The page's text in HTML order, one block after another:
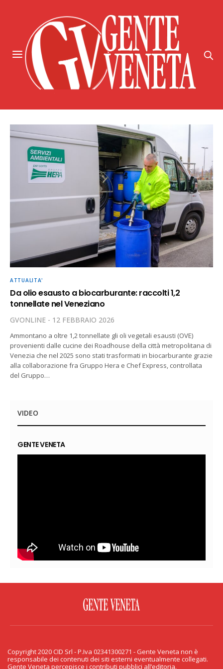
ATTUALITA'
Da olio esausto a biocarburante: raccolti 1,2
tonnellate nel Veneziano
GVONLINE 12 FEBBRAIO 2026
Ammontano a oltre 1,2 tonnellate gli oli vegetali esausti (OVE)
provenienti dalle cucine dei Roadhouse della città metropolitana di
Venezia che nel 2025 sono stati trasformati in biocarburante grazie
alla collaborazione fra Gruppo Hera e Chef Express, controllata
del Gruppo…
VIDEO
GENTE VENETA
PRIVACY & COOKIE
Copyright 2020 CID Srl - P.Iva 02341300271 - Gente Veneta non è
responsabile dei contenuti dei siti esterni eventualmente collegati.
Gente Veneta percepisce i contributi pubblici all’editoria.